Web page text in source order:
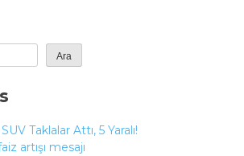
Ara
Taklalar Attı, 5 Yaralı!
artışı mesajı